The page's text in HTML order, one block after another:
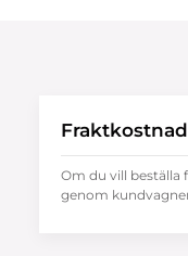
Fraktkostnad
Om du vill beställa
genom